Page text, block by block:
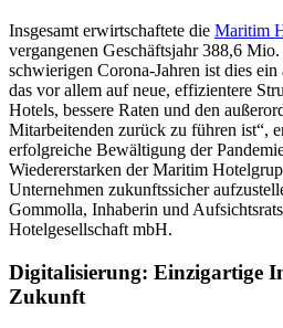
Insgesamt erwirtschaftete die Maritim
vergangenen Geschäftsjahr 388,6
schwierigen Corona-Jahren ist dies ein
das vor allem auf neue, effizientere
Hotels, bessere Raten und den
Mitarbeitenden zurück zu führen ist“,
erfolgreiche Bewältigung der
Wiedererstarken der Maritim
Unternehmen zukunftssicher
Gommolla, Inhaberin und
Hotelgesellschaft mbH.
Digitalisierung: Einzigartige
Zukunft